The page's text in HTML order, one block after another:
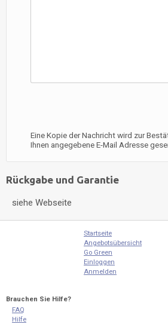
Eine Kopie der Nachricht wird zur
Ihnen angegebene E-Mail Adresse
Rückgabe und Garantie
siehe Webseite
Startseite
Angebotsübersicht
Go Green
Einloggen
Anmelden
Brauchen Sie Hilfe?
FAQ
Hilfe